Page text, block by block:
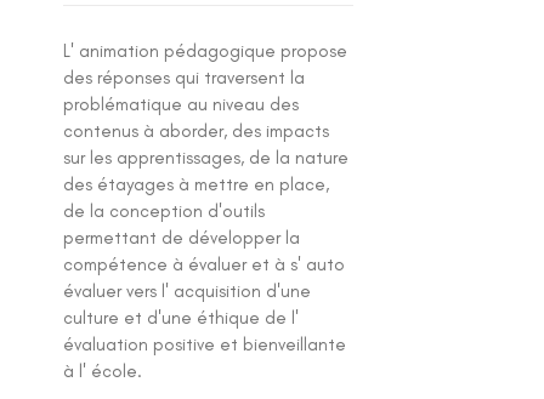
L' animation pédagogique propose
des réponses qui traversent la
problématique au niveau des
contenus à aborder, des impacts
sur les apprentissages, de la nature
des étayages à mettre en place,
de la conception d'outils
permettant de développer la
compétence à évaluer et à s' auto
évaluer vers l' acquisition d'une
culture et d'une éthique de l'
évaluation positive et bienveillante
à l' école.